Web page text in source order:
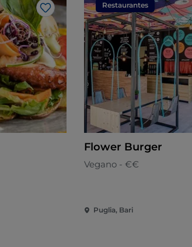
Me gusta
Restaurantes
Flower Burger
Vegano - €€
Puglia, Bari